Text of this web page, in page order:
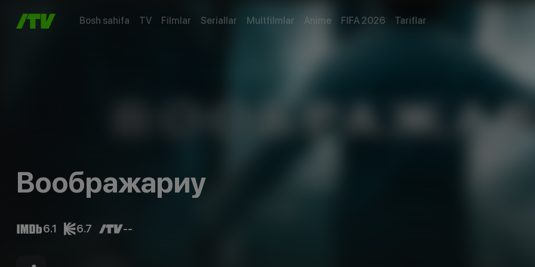
Bosh sahifa TV Filmlar Seriallar Multfilmlar Anime FIFA 2026 Tariflar
Воображариу
6.1 6.7 --